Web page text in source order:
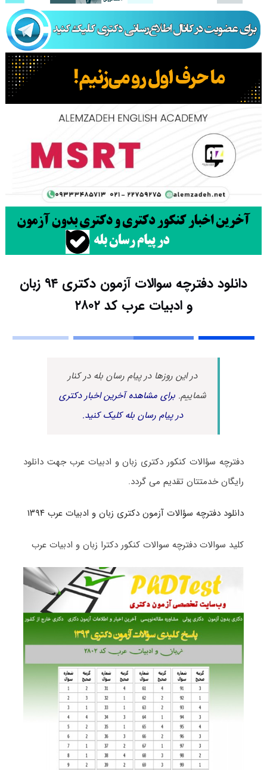
دانلود دفترچه سوالات آزمون دکتری ۹۴ زبان
و ادبیات عرب کد ۲۸۰۲
در این روزها در پیام رسان بله در کنار
شماییم.برای مشاهده آخرین اخبار دکتری
در پیام رسان بله کلیک کنید.
دفترچه سؤالات کنکور دکتری زبان و ادبیات عرب جهت دانلود
رایگان خدمتتان تقدیم می گردد.
دانلود دفترچه سؤالات آزمون دکتری زبان و ادبیات عرب ۱۳۹۴
کلید سوالات دفترچه سوالات کنکور دکترا زبان و ادبیات عرب